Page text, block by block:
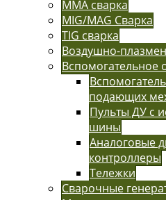
MMA сварка
MIG/MAG Сварка
TIG сварка
Воздушно-
Вспомогательное
подающих
Пульты ДУ с
шины
Аналоговые
контроллеры
Тележки
Сварочные